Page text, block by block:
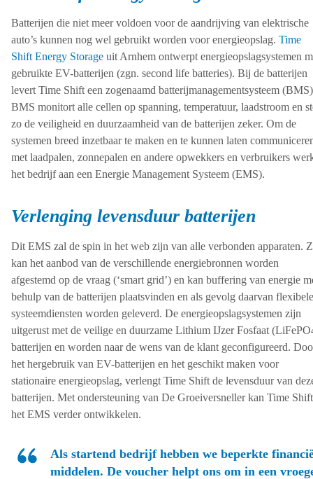
Batterijen die niet meer voldoen voor de aandrijving van elektrische
auto’s kunnen nog wel gebruikt worden voor energieopslag. Time
Shift Energy Storage uit Arnhem ontwerpt energieopslagsystemen
gebruikte EV-batterijen (zgn. second life batteries). Bij de batterijen
levert Time Shift een zogenaamd batterijmanagementsysteem
BMS monitort alle cellen op spanning, temperatuur, laadstroom en
zo de veiligheid en duurzaamheid van de batterijen zeker. Om de
systemen breed inzetbaar te maken en te kunnen laten
met laadpalen, zonnepalen en andere opwekkers en verbruikers
het bedrijf aan een Energie Management Systeem (EMS).
Verlenging levensduur batterijen
Dit EMS zal de spin in het web zijn van alle verbonden apparaten.
kan het aanbod van de verschillende energiebronnen worden
afgestemd op de vraag (‘smart grid’) en kan buffering van energie
behulp van de batterijen plaatsvinden en als gevolg daarvan flexibele
systeemdiensten worden geleverd. De energieopslagsystemen zijn
uitgerust met de veilige en duurzame Lithium IJzer Fosfaat
batterijen en worden naar de wens van de klant geconfigureerd.
het hergebruik van EV-batterijen en het geschikt maken voor
stationaire energieopslag, verlengt Time Shift de levensduur van
batterijen. Met ondersteuning van De Groeiversneller kan Time Shift
het EMS verder ontwikkelen.
Als startend bedrijf hebben we beperkte
middelen. De voucher helpt ons om in een